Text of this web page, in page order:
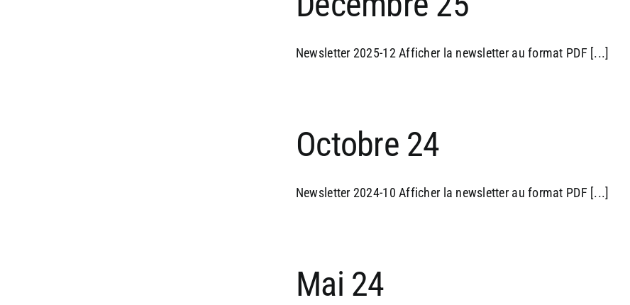
Newsletter 2025-12 Afficher la newsletter au format PDF [...]
Octobre 24
Newsletter 2024-10 Afficher la newsletter au format PDF [...]
Mai 24